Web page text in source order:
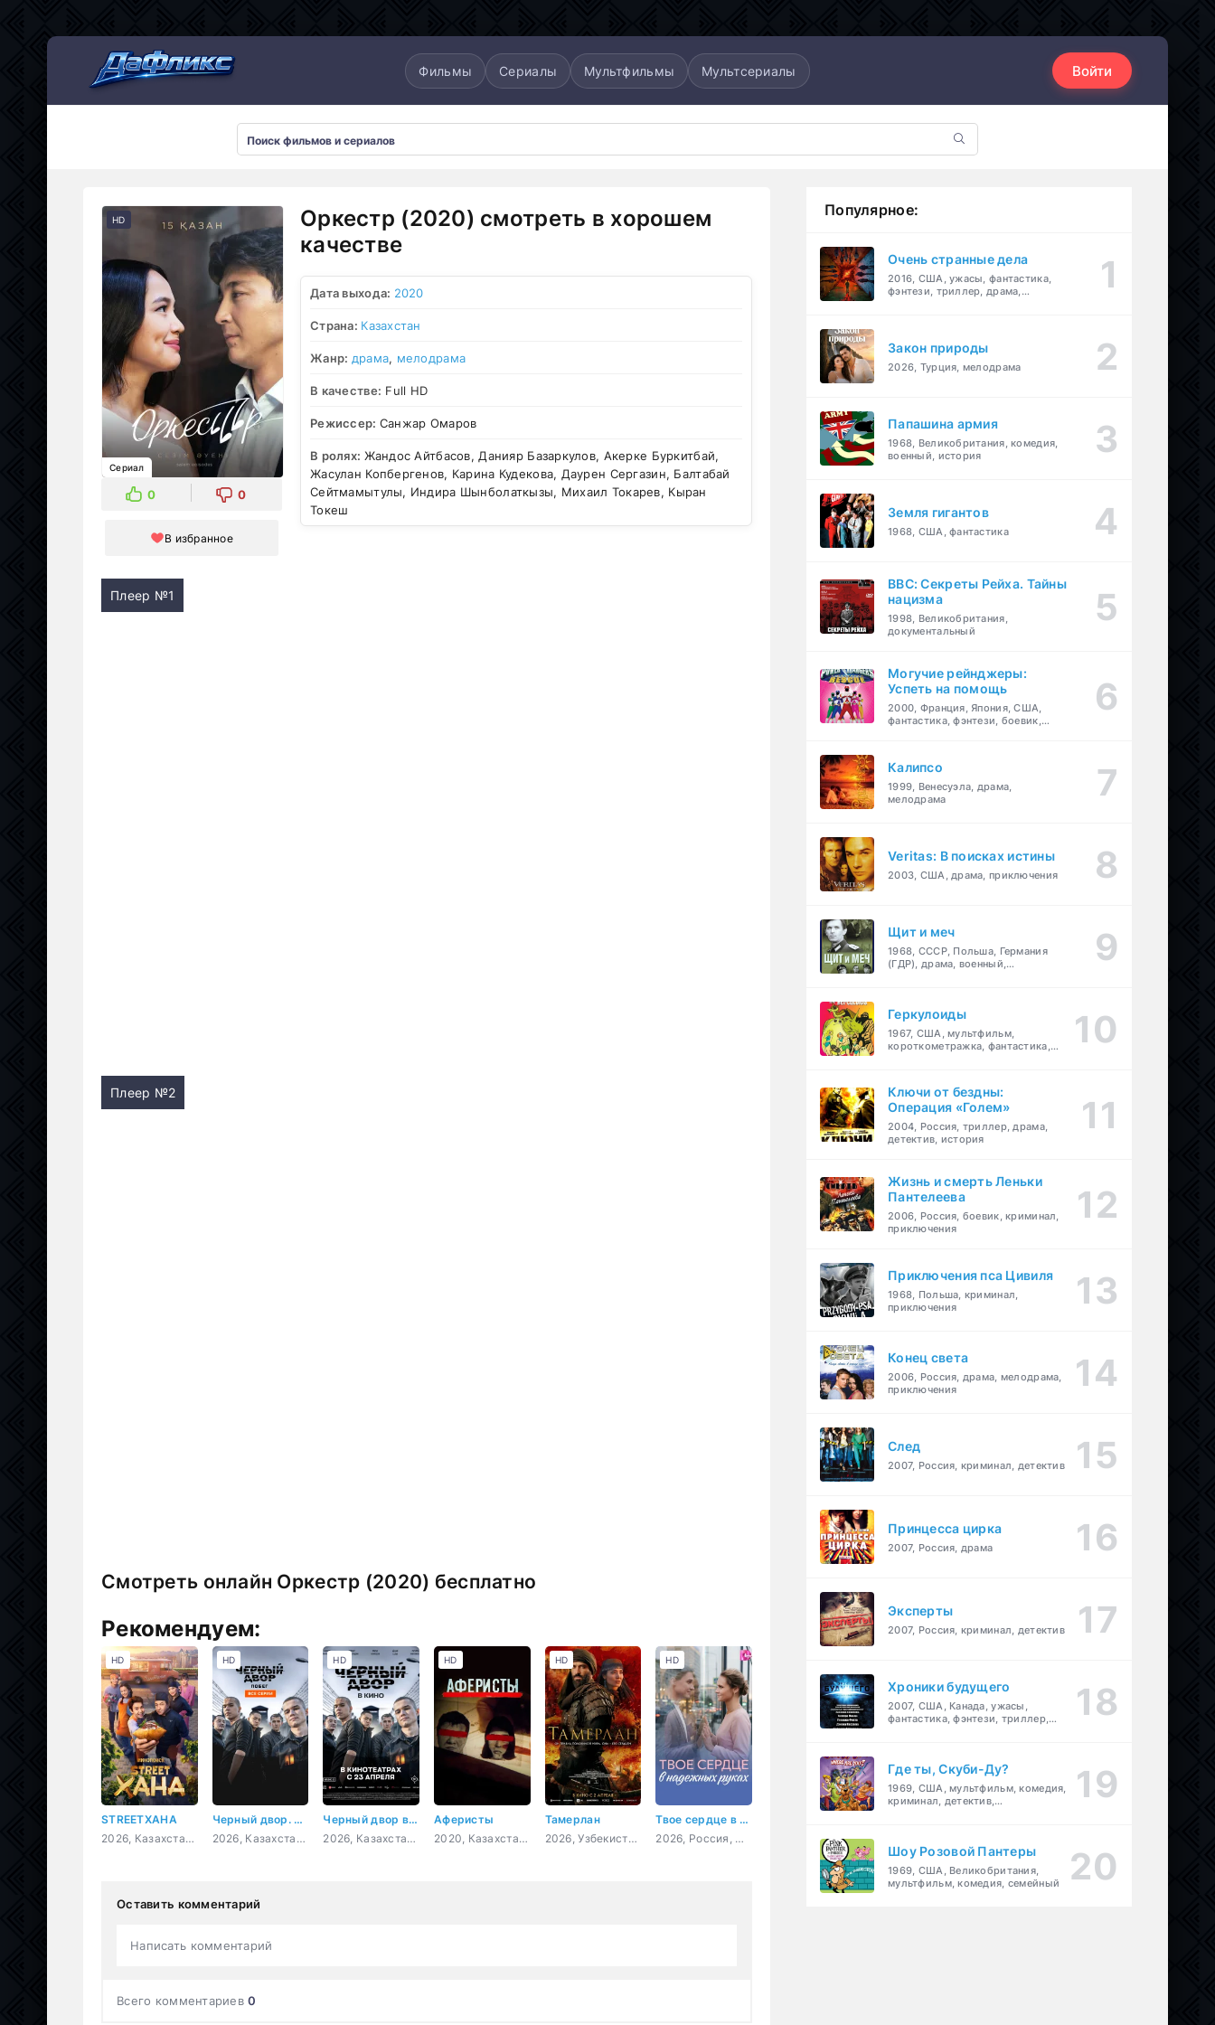
Фильмы Сериалы Мультфильмы Мультсериалы Войти
HD
Сериал
0 0
В избранное
Оркестр (2020) смотреть в хорошем
качестве
Дата выхода: 2020
Страна: Казахстан
Жанр: драма, мелодрама
В качестве: Full HD
Режиссер: Санжар Омаров
В ролях: Жандос Айтбасов, Данияр Базаркулов, Акерке Буркитбай,
Жасулан Копбергенов, Карина Кудекова, Даурен Сергазин, Балтабай
Сейтмамытулы, Индира Шынболаткызы, Михаил Токарев, Кыран
Токеш
Плеер №1
Плеер №2
Смотреть онлайн Оркестр (2020) бесплатно
Рекомендуем:
STREETХАНА
2026, Казахстан, комедия
HD
Черный двор. Побег
2026, Казахстан, Кыргызстан, драма, криминал
HD
Черный двор в кино
2026, Казахстан, Кыргызстан, драма, криминал
HD
Аферисты
2020, Казахстан, драма, криминал
HD
Тамерлан
2026, Узбекистан, США, Казахстан, драма, боевик, история, военный
HD
Твое сердце в надежных руках
2026, Россия, мелодрама
HD
Оставить комментарий
Написать комментарий
Всего комментариев0
Популярное:
Очень странные дела
2016, США, ужасы, фантастика,
фэнтези, триллер, драма,
Закон природы
2026, Турция, мелодрама
Папашина армия
1968, Великобритания, комедия,
военный, история
Земля гигантов
1968, США, фантастика
BBC: Секреты Рейха. Тайны
нацизма
1998, Великобритания,
документальный
Могучие рейнджеры:
Успеть на помощь
2000, Франция, Япония, США,
фантастика, фэнтези, боевик,
Калипсо
1999, Венесуэла, драма,
мелодрама
Veritas: В поисках истины
2003, США, драма, приключения
Щит и меч
1968, СССР, Польша, Германия
(ГДР), драма, военный,
Геркулоиды
1967, США, мультфильм,
короткометражка, фантастика,
Ключи от бездны:
Операция «Голем»
2004, Россия, триллер, драма,
детектив, история
Жизнь и смерть Леньки
Пантелеева
2006, Россия, боевик, криминал,
приключения
Приключения пса Цивиля
1968, Польша, криминал,
приключения
Конец света
2006, Россия, драма, мелодрама,
приключения
След
2007, Россия, криминал, детектив
Принцесса цирка
2007, Россия, драма
Эксперты
2007, Россия, криминал, детектив
Хроники будущего
2007, США, Канада, ужасы,
фантастика, фэнтези, триллер,
Где ты, Скуби-Ду?
1969, США, мультфильм, комедия,
криминал, детектив,
Шоу Розовой Пантеры
1969, США, Великобритания,
мультфильм, комедия, семейный
Мультсериалы